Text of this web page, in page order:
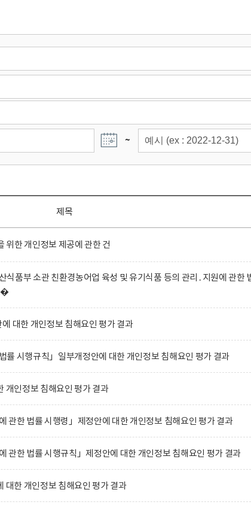
~
제목
위한 개인정보 제공에 관한 건
식품부 소관 친환경농어업 육성 및 유기식품 등의 관리․지원에 관한
�
대한 개인정보 침해요인 평가 결과
률 시행규칙」일부개정안에 대한 개인정보 침해요인 평가 결과
개인정보 침해요인 평가 결과
관한 법률 시행령」제정안에 대한 개인정보 침해요인 평가 결과
관한 법률 시행규칙」제정안에 대한 개인정보 침해요인 평가 결과
대한 개인정보 침해요인 평가 결과